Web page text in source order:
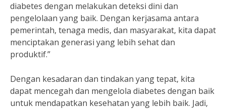
diabetes dengan melakukan deteksi dini dan
pengelolaan yang baik. Dengan kerjasama antara
pemerintah, tenaga medis, dan masyarakat, kita dapat
menciptakan generasi yang lebih sehat dan
produktif.”
Dengan kesadaran dan tindakan yang tepat, kita
dapat mencegah dan mengelola diabetes dengan baik
untuk mendapatkan kesehatan yang lebih baik. Jadi,